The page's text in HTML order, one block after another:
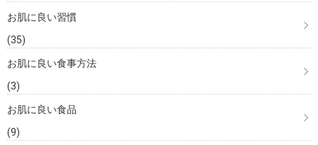
お肌に良い習慣
(35)
お肌に良い食事方法
(3)
お肌に良い食品
(9)